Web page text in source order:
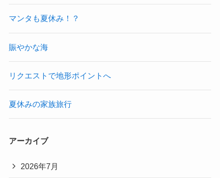
マンタも夏休み！？
賑やかな海
リクエストで地形ポイントへ
夏休みの家族旅行
アーカイブ
2026年7月